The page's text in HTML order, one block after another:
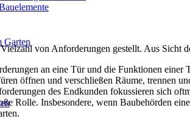
Garten
von Anforderungen gestellt. Aus Sicht
an eine Tür und die Funktionen
öffnen und verschließen Räume, trennen
des Endkunden fokussieren sich
Rolle. Insbesondere, wenn Baubehörden